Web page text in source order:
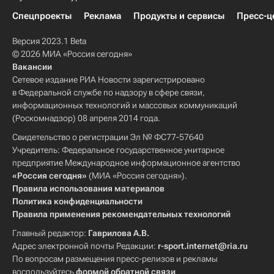
Спецпроекты
Реклама Продукты и сервисы Пресс-
Версия 2023.1 Beta
© 2026 МИА «Россия сегодня»
Вакансии
Сетевое издание РИА Новости зарегистрировано
в Федеральной службе по надзору в сфере связи,
информационных технологий и массовых коммуникаций
(Роскомнадзор) 08 апреля 2014 года.
Свидетельство о регистрации Эл № ФС77-57640
Учредитель: Федеральное государственное унитарное
предприятие Международное информационное агентство
«Россия сегодня» (МИА «Россия сегодня»).
Правила использования материалов
Политика конфиденциальности
Правила применения рекомендательных технологий
Главный редактор: Гаврилова А.В.
Адрес электронной почты Редакции: r-sport.internet@ria.ru
По вопросам размещения пресс-релизов и рекламы
воспользуйтесьформой обратной связи